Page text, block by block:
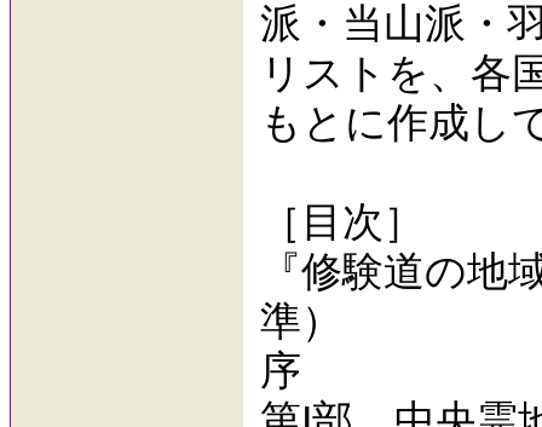
派・当山派・
リストを、各
もとに作成し
［目次］
『修験道の地
準）
序